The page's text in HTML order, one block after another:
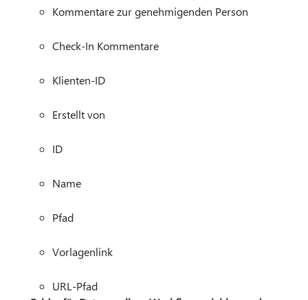
Kommentare zur genehmigenden Person
Check-In Kommentare
Klienten-ID
Erstellt von
ID
Name
Pfad
Vorlagenlink
URL-Pfad